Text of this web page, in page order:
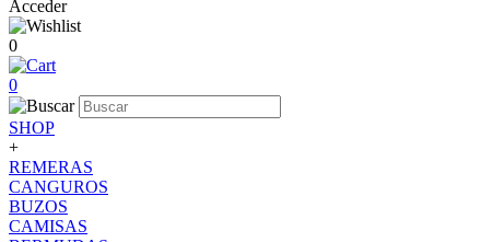
Acceder
0
0
SHOP
+
REMERAS
CANGUROS
BUZOS
CAMISAS